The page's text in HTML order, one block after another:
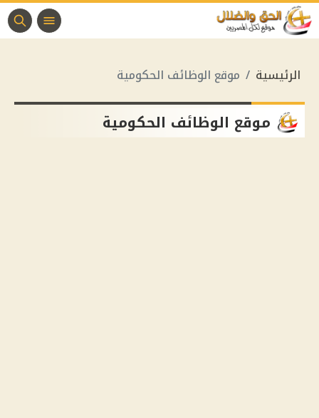
الرئيسية موقع الوظائف الحكومية
موقع الوظائف الحكومية